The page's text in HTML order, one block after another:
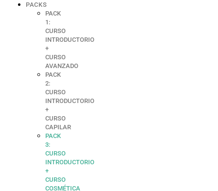
PACKS
PACK
1:
CURSO
INTRODUCTORIO
+
CURSO
AVANZADO
PACK
2:
CURSO
INTRODUCTORIO
+
CURSO
CAPILAR
PACK
3:
CURSO
INTRODUCTORIO
+
CURSO
COSMÉTICA